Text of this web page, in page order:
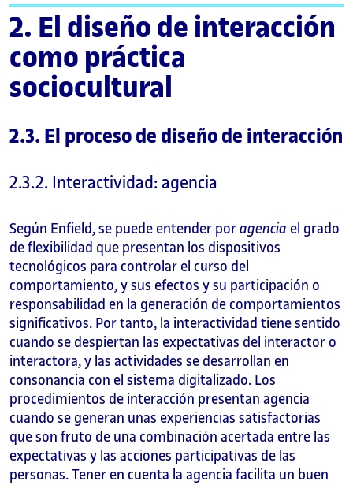
2. El diseño de interacción
como práctica
sociocultural
2.3. El proceso de diseño de interacción
2.3.2. Interactividad: agencia
Según Enfield, se puede entender por agencia el grado
de flexibilidad que presentan los dispositivos
tecnológicos para controlar el curso del
comportamiento, y sus efectos y su participación o
responsabilidad en la generación de comportamientos
significativos. Por tanto, la interactividad tiene sentido
cuando se despiertan las expectativas del interactor o
interactora, y las actividades se desarrollan en
consonancia con el sistema digitalizado. Los
procedimientos de interacción presentan agencia
cuando se generan unas experiencias satisfactorias
que son fruto de una combinación acertada entre las
expectativas y las acciones participativas de las
personas. Tener en cuenta la agencia facilita un buen